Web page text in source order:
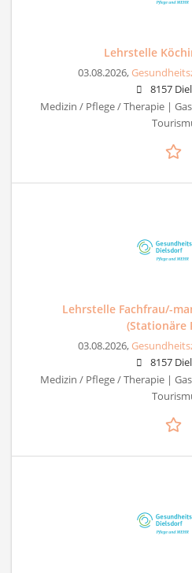
Lehrstelle
03.08.2026,
8157
Medizin / Pflege / Therapie |
Lehrstelle Fachfrau/-
(Stationäre
03.08.2026,
8157
Medizin / Pflege / Therapie |